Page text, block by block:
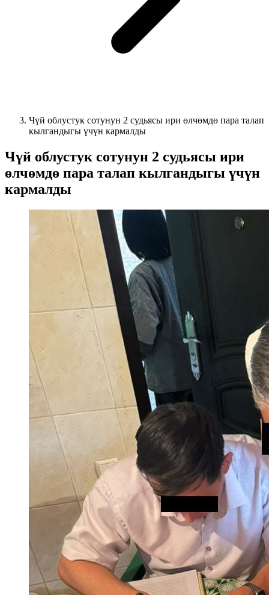
Чүй облустук сотунун 2 судьясы ири өлчөмдө пара талап
кылгандыгы үчүн кармалды
Чүй облустук сотунун 2 судьясы ири
өлчөмдө пара талап кылгандыгы үчүн
кармалды